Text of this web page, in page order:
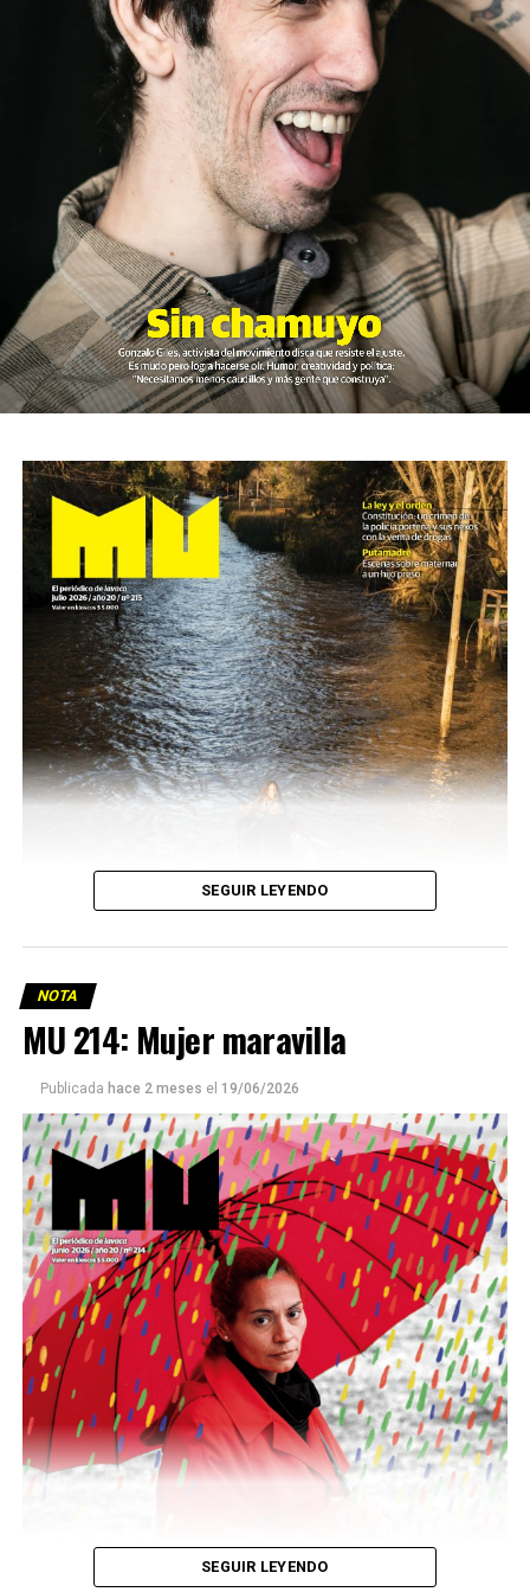
Este número 215 de MU ☝️viene con doble tapa, que
podría ser una frase:
Sin chamuyo, a remarla.
Descargar la Mu en PDF
SEGUIR LEYENDO
NOTA
MU 214: Mujer maravilla
Publicada hace 2 meses el 19/06/2026
SEGUIR LEYENDO